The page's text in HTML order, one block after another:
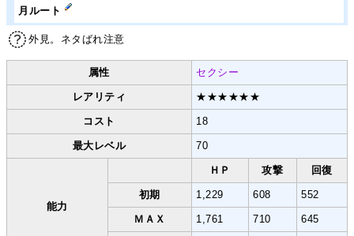
月ルート
外見。ネタばれ注意
属性 セクシー
レアリティ ★★★★★★
コスト 18
最大レベル 70
能力
ＨＰ 攻撃 回復
初期 1,229 608 552
ＭＡＸ 1,761 710 645